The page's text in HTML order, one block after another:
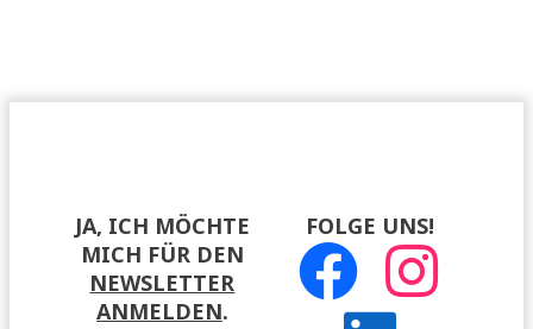
JA, ICH MÖCHTE
MICH FÜR DEN
NEWSLETTER
ANMELDEN.
FOLGE UNS!